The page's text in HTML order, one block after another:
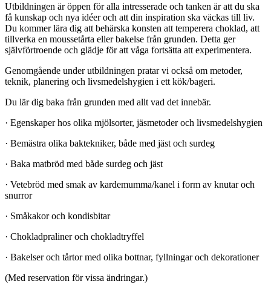
Utbildningen är öppen för alla intresserade och tanken är att du ska
få kunskap och nya idéer och att din inspiration ska väckas till liv.
Du kommer lära dig att behärska konsten att temperera choklad, att
tillverka en moussetårta eller bakelse från grunden. Detta ger
självförtroende och glädje för att våga fortsätta att experimentera.
Genomgående under utbildningen pratar vi också om metoder,
teknik, planering och livsmedelshygien i ett kök/bageri.
Du lär dig baka från grunden med allt vad det innebär.
· Egenskaper hos olika mjölsorter, jäsmetoder och livsmedelshygien
· Bemästra olika baktekniker, både med jäst och surdeg
· Baka matbröd med både surdeg och jäst
· Vetebröd med smak av kardemumma/kanel i form av knutar och
snurror
· Småkakor och kondisbitar
· Chokladpraliner och chokladtryffel
· Bakelser och tårtor med olika bottnar, fyllningar och dekorationer
(Med reservation för vissa ändringar.)